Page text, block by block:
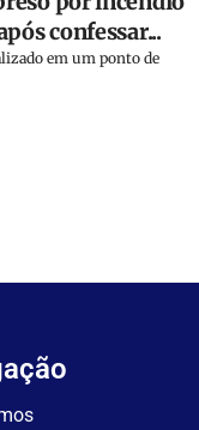
confessar...
em um ponto de